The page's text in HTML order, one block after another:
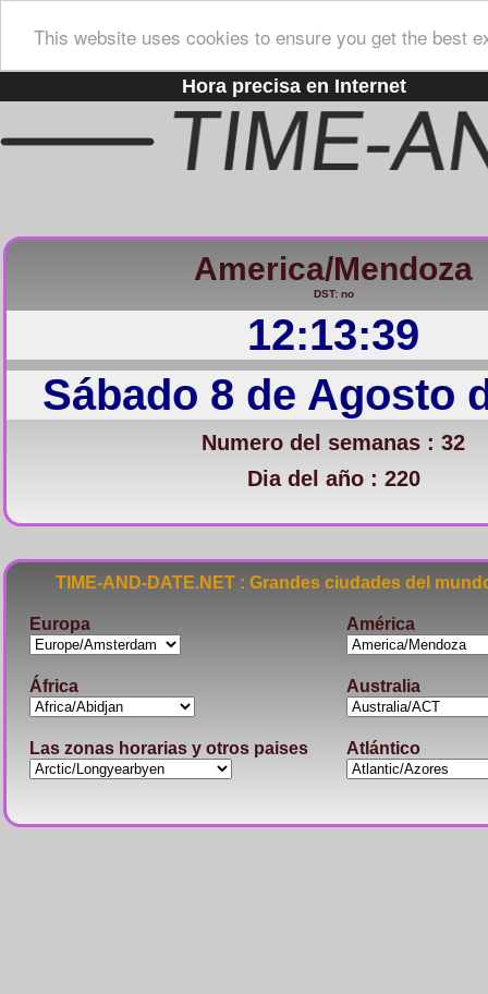
This website uses cookies to ensure you get the best
Hora precisa en Internet
America/Mendoza
DST: no
12:13:40
Sábado 8 de Agosto
Numero del semanas : 32
Dia del año : 220
TIME-AND-DATE.NET : Grandes ciudades del
Europa América
África Australia
Las zonas horarias y otros paises Atlántico